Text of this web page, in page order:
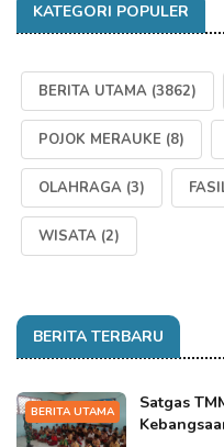
KATEGORI POPULER
BERITA UTAMA (3862)
POJOK MERAUKE (8)
OLAHRAGA (3)
WISATA (2)
BERITA TERBARU
BERITA UTAMA
Satgas